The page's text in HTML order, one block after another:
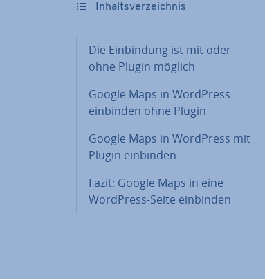
In­halts­ver­zeich­nis
Die Ein­bin­dung ist mit oder
ohne Plugin möglich
Google Maps in WordPress
einbinden ohne Plugin
Google Maps in WordPress mit
Plugin einbinden
Fazit: Google Maps in eine
WordPress-Seite einbinden